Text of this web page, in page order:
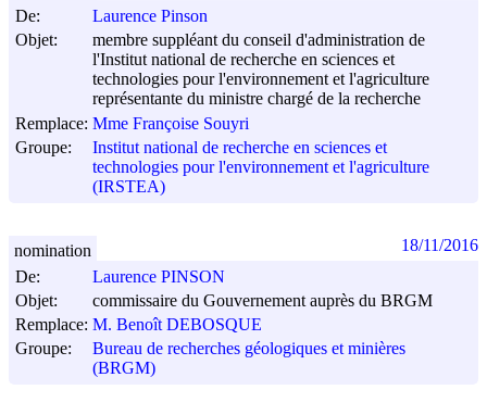
De:
Laurence Pinson
Objet:
membre suppléant du conseil d'administration de
l'Institut national de recherche en sciences et
technologies pour l'environnement et l'agriculture
représentante du ministre chargé de la recherche
Remplace: Mme Françoise Souyri
Groupe:
Institut national de recherche en sciences et
technologies pour l'environnement et l'agriculture
(IRSTEA)
De:
Laurence PINSON
Objet:
commissaire du Gouvernement auprès du BRGM
Remplace: M. Benoît DEBOSQUE
Groupe:
Bureau de recherches géologiques et minières
(BRGM)
nomination 18/11/2016